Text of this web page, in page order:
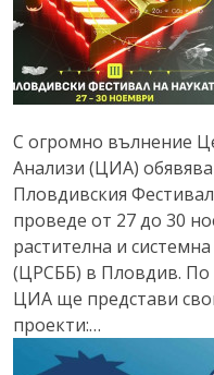
С огромно вълнение
Анализи (ЦИА) обявява
Пловдивския
проведе от 27 до 30
растителна и
(ЦРСББ) в Пловдив. По
ЦИА ще представи
проекти:…